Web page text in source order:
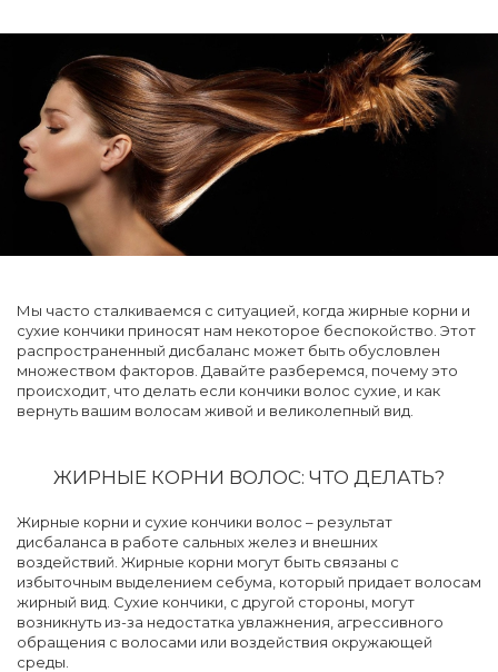
Мы часто сталкиваемся с ситуацией, когда жирные корни и
сухие кончики приносят нам некоторое беспокойство. Этот
распространенный дисбаланс может быть обусловлен
множеством факторов. Давайте разберемся, почему это
происходит, что делать если кончики волос сухие, и как
вернуть вашим волосам живой и великолепный вид.
ЖИРНЫЕ КОРНИ ВОЛОС: ЧТО ДЕЛАТЬ?
Жирные корни и сухие кончики волос – результат
дисбаланса в работе сальных желез и внешних
воздействий. Жирные корни могут быть связаны с
избыточным выделением себума, который придает волосам
жирный вид. Сухие кончики, с другой стороны, могут
возникнуть из-за недостатка увлажнения, агрессивного
обращения с волосами или воздействия окружающей
среды.